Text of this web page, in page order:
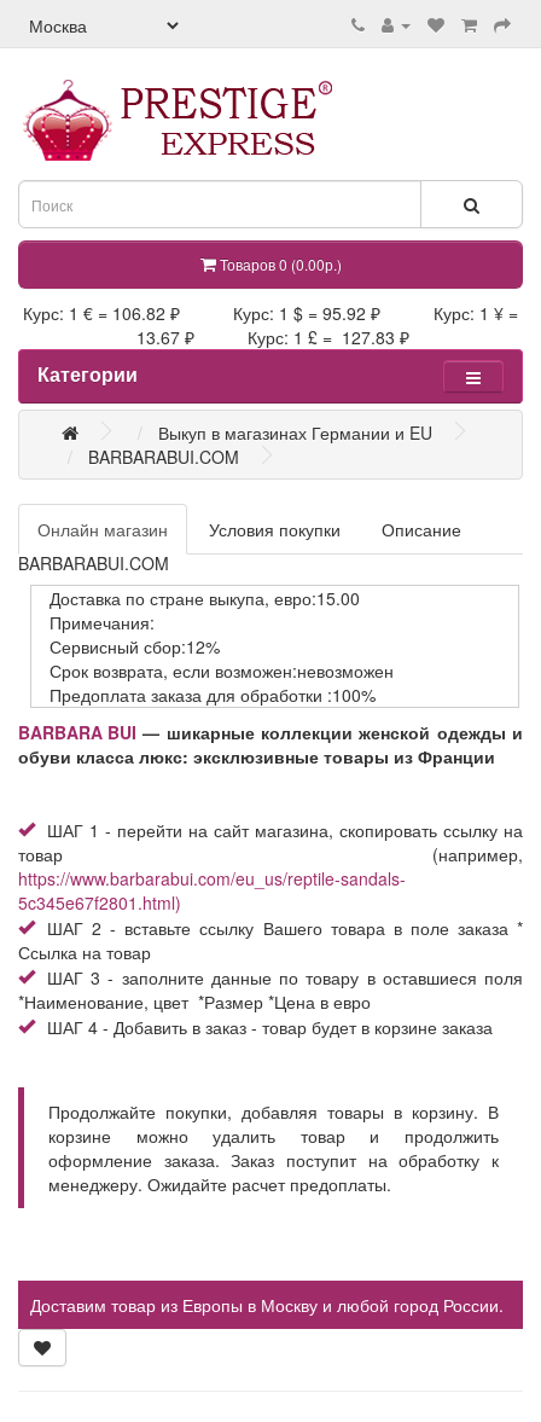
Товаров 0 (0.00р.)
Курс: 1 € = 106.82 ₽ Курс: 1 $ = 95.92 ₽ Курс: 1 ¥ =
13.67 ₽ Курс: 1 £ = 127.83 ₽
Категории
Выкуп в магазинах Германии и EU
BARBARABUI.COM
Онлайн магазин Условия покупки
Описание
BARBARABUI.COM
Доставка по стране выкупа, евро:15.00
Примечания:
Сервисный сбор:12%
Срок возврата, если возможен:невозможен
Предоплата заказа для обработки :100%
BARBARA BUI — шикарные коллекции женской одежды и
обуви класса люкс: эксклюзивные товары из Франции
ШАГ 1 - перейти на сайт магазина, скопировать ссылку на
товар (например,
https://www.barbarabui.com/eu_us/reptile-sandals-
5c345e67f2801.html)
ШАГ 2 - вставьте ссылку Вашего товара в поле заказа *
Ссылка на товар
ШАГ 3 - заполните данные по товару в оставшиеся поля
*Наименование, цвет *Размер *Цена в евро
ШАГ 4 - Добавить в заказ - товар будет в корзине заказа
Продолжайте покупки, добавляя товары в корзину. В
корзине можно удалить товар и продолжить
оформление заказа. Заказ поступит на обработку к
менеджеру. Ожидайте расчет предоплаты.
Доставим товар из Европы в Москву и любой город России.